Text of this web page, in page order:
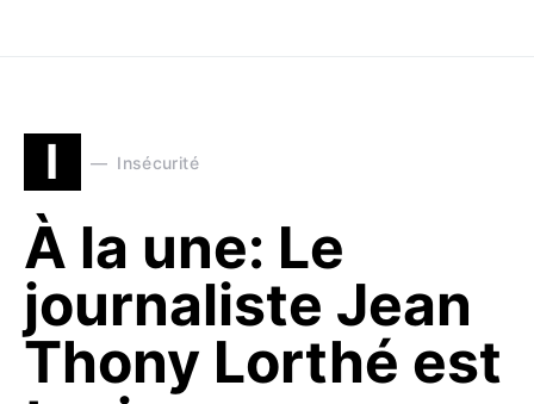
I Insécurité
À la une: Le
journaliste Jean
Thony Lorthé est